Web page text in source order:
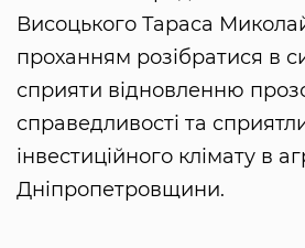
Висоцького Тараса
проханням розібратися в
сприяти відновленню
справедливості та
інвестиційного клімату в
Дніпропетровщини.